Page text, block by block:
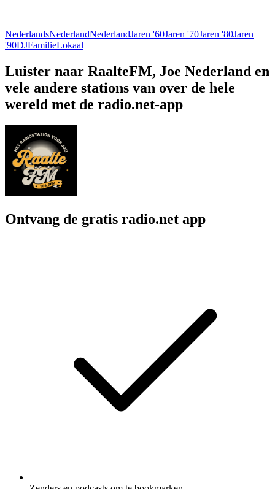
NederlandsNederlandNederlandJaren '60Jaren '70Jaren '80Jaren
'90DJFamilieLokaal
Luister naar RaalteFM, Joe Nederland en
vele andere stations van over de hele
wereld met de radio.net-app
Ontvang de gratis radio.net app